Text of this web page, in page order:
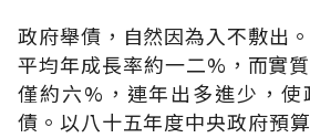
政府舉債，自然因為入不敷出
平均年成長率約一二%，而實
僅約六%，連年出多進少，使
債。以八十五年度中央政府預